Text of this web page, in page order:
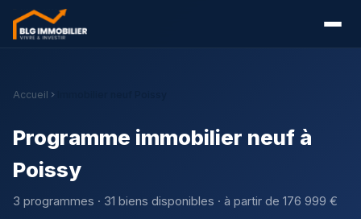
Accueil
Programme immobilier neuf à
Poissy
3 programmes · 31 biens disponibles · à partir de 176 999 €